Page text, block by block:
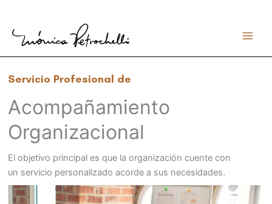
contenido
Servicio Profesional de
Acompañamiento
Organizacional
El objetivo principal esque la organización cuente con
un servicio personalizado acorde a sus necesidades.